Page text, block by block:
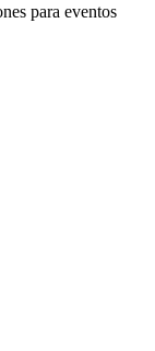
para eventos